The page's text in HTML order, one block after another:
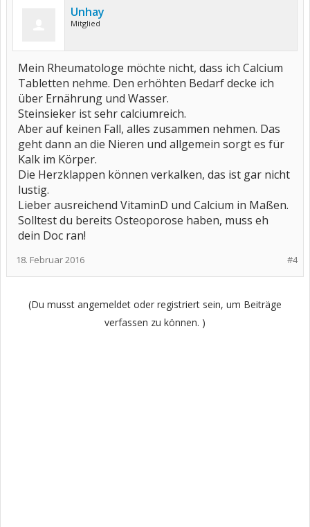
Unhay
Mitglied
Mein Rheumatologe möchte nicht, dass ich Calcium
Tabletten nehme. Den erhöhten Bedarf decke ich
über Ernährung und Wasser.
Steinsieker ist sehr calciumreich.
Aber auf keinen Fall, alles zusammen nehmen. Das
geht dann an die Nieren und allgemein sorgt es für
Kalk im Körper.
Die Herzklappen können verkalken, das ist gar nicht
lustig.
Lieber ausreichend VitaminD und Calcium in Maßen.
Solltest du bereits Osteoporose haben, muss eh
dein Doc ran!
#4
18. Februar 2016
(Du musst angemeldet oder registriert sein, um Beiträge
verfassen zu können. )